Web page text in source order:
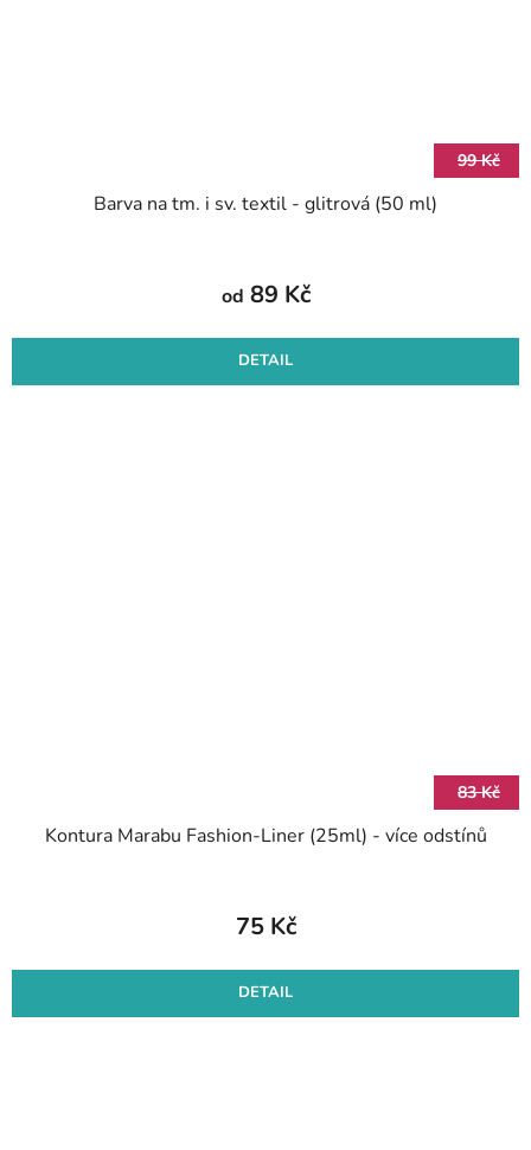
99 Kč
Barva na tm. i sv. textil - glitrová (50 ml)
od 89 Kč
DETAIL
83 Kč
Kontura Marabu Fashion-Liner (25ml) - více odstínů
75 Kč
DETAIL